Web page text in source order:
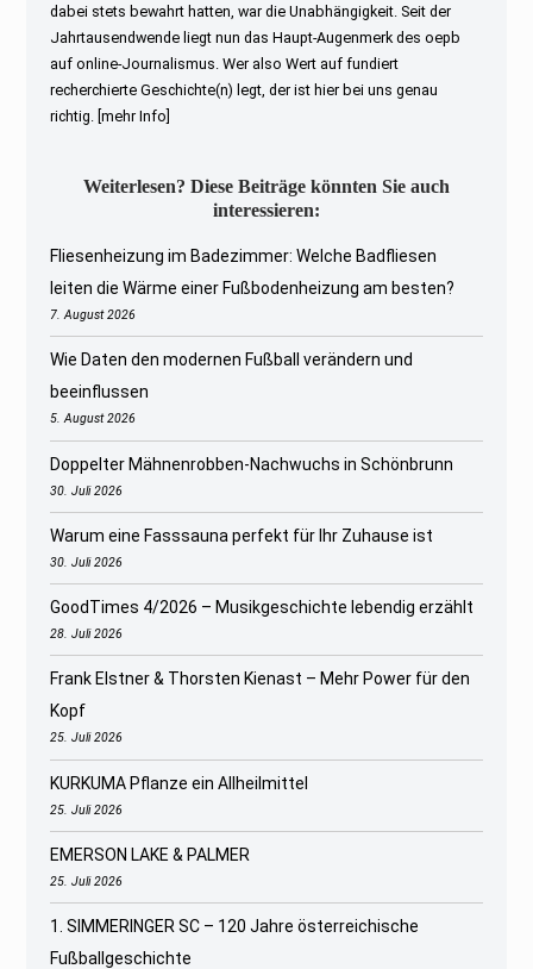
dabei stets bewahrt hatten, war die Unabhängigkeit. Seit der
Jahrtausendwende liegt nun das Haupt-Augenmerk des oepb
auf online-Journalismus. Wer also Wert auf fundiert
recherchierte Geschichte(n) legt, der ist hier bei uns genau
richtig.
[mehr Info]
Weiterlesen? Diese Beiträge könnten Sie auch
interessieren:
Fliesenheizung im Badezimmer: Welche Badfliesen
leiten die Wärme einer Fußbodenheizung am besten?
7. August 2026
Wie Daten den modernen Fußball verändern und
beeinflussen
5. August 2026
Doppelter Mähnenrobben-Nachwuchs in Schönbrunn
30. Juli 2026
Warum eine Fasssauna perfekt für Ihr Zuhause ist
30. Juli 2026
GoodTimes 4/2026 – Musikgeschichte lebendig erzählt
28. Juli 2026
Frank Elstner & Thorsten Kienast – Mehr Power für den
Kopf
25. Juli 2026
KURKUMA Pflanze ein Allheilmittel
25. Juli 2026
EMERSON LAKE & PALMER
25. Juli 2026
1. SIMMERINGER SC – 120 Jahre österreichische
Fußballgeschichte